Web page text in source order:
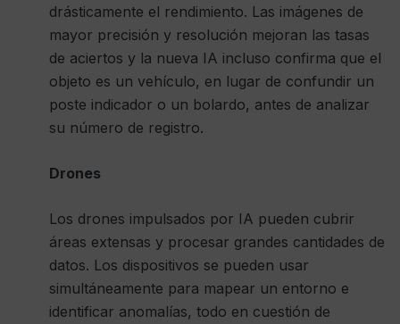
drásticamente el rendimiento. Las imágenes de
mayor precisión y resolución mejoran las tasas
de aciertos y la nueva IA incluso confirma que el
objeto es un vehículo, en lugar de confundir un
poste indicador o un bolardo, antes de analizar
su número de registro.
Drones
Los drones impulsados ​​por IA pueden cubrir
áreas extensas y procesar grandes cantidades de
datos. Los dispositivos se pueden usar
simultáneamente para mapear un entorno e
identificar anomalías, todo en cuestión de